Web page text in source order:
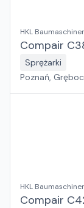
HKL
Compair
Sprężarki
Poznań,
HKL
Compair